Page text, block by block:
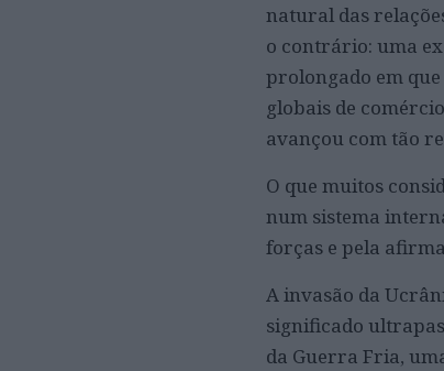
natural das
o contrário: uma
prolongado em
globais de
avançou com tão
O que muitos
num sistema
forças e pela
A invasão da
significado
da Guerra Fria,